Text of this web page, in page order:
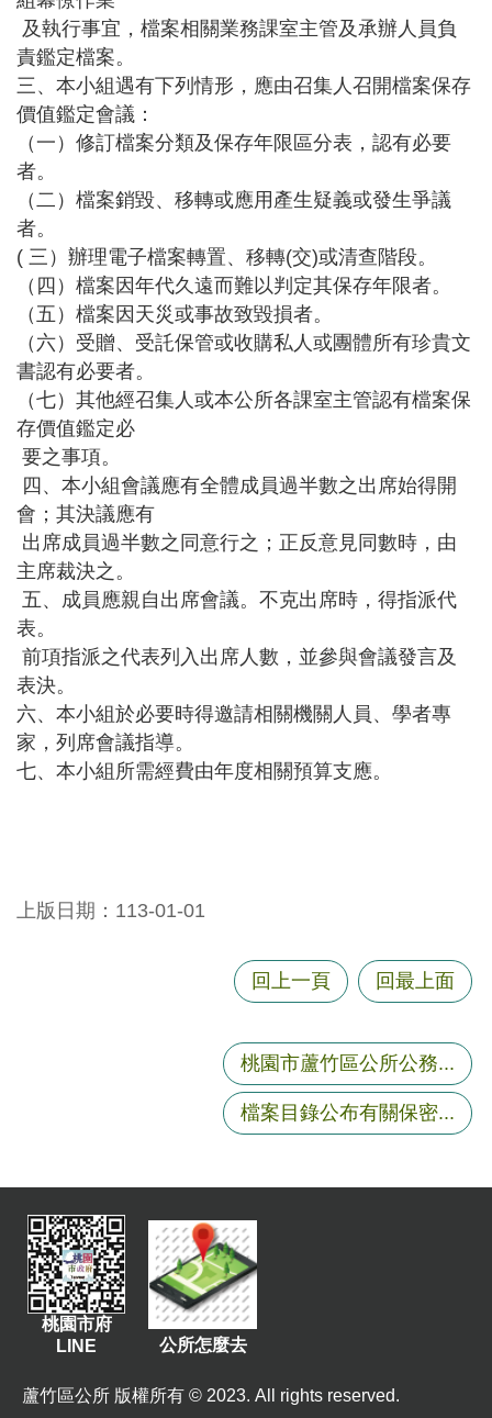
機
關
通
訊
錄
相
關
資
料
回
首
頁
網
站
導
覽
市
政
信
箱
常
見
問
題
桃
策
政
府
料
及執行事宜，檔案相關業務課室主管及承辦人員負
責鑑定檔案。
三、本小組遇有下列情形，應由召集人召開檔案保存
價值鑑定會議：
（一）修訂檔案分類及保存年限區分表，認有必要
者。
（二）檔案銷毀、移轉或應用產生疑義或發生爭議
者。
( 三）辦理電子檔案轉置、移轉(交)或清查階段。
（四）檔案因年代久遠而難以判定其保存年限者。
（五）檔案因天災或事故致毀損者。
（六）受贈、受託保管或收購私人或團體所有珍貴文
書認有必要者。
（七）其他經召集人或本公所各課室主管認有檔案保
存價值鑑定必
要之事項。
四、本小組會議應有全體成員過半數之出席始得開
會；其決議應有
出席成員過半數之同意行之；正反意見同數時，由
主席裁決之。
五、成員應親自出席會議。不克出席時，得指派代
表。
前項指派之代表列入出席人數，並參與會議發言及
表決。
六、本小組於必要時得邀請相關機關人員、學者專
家，列席會議指導。
七、本小組所需經費由年度相關預算支應。
上版日期：113-01-01
回上一頁 回最上面
桃園市蘆竹區公所公務...
檔案目錄公布有關保密...
桃園市府
LINE
公所怎麼去
蘆竹區公所 版權所有 © 2023. All rights reserved.